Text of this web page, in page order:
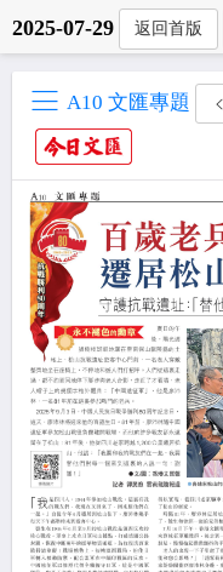
2025-07-29 返回首版
A10 文匯專題
點擊複製